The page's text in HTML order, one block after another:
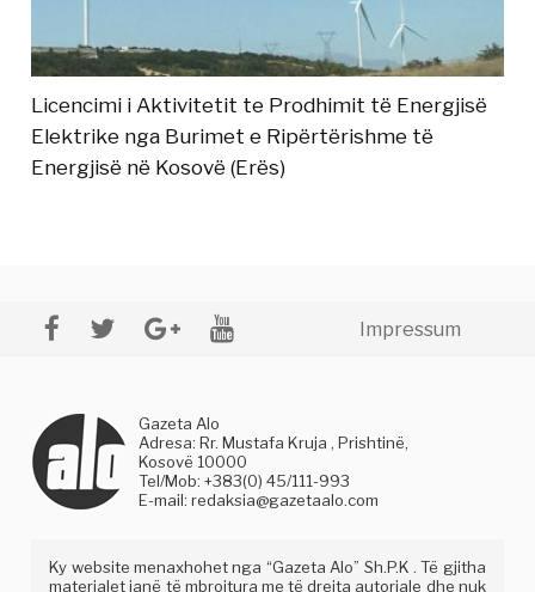
Licencimi i Aktivitetit te Prodhimit të Energjisë
Elektrike nga Burimet e Ripërtërishme të
Energjisë në Kosovë (Erës)
Impressum
Gazeta Alo
Adresa: Rr. Mustafa Kruja , Prishtinë,
Kosovë 10000
Tel/Mob: +383(0) 45/111-993
E-mail:redaksia@gazetaalo.com
Ky website menaxhohet nga “Gazeta Alo” Sh.P.K . Të gjitha
materialet janë të mbrojtura me të drejta autoriale dhe nuk